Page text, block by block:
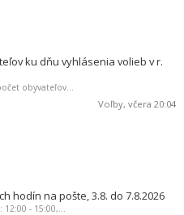
ku dňu vyhlásenia volieb v r.
obyvateľov...
Voľby, včera 20:04
hodín na pošte, 3.8. do 7.8.2026
- 15:00,...